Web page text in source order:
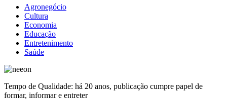
Agronegócio
Cultura
Economia
Educação
Entretenimento
Saúde
Tempo de Qualidade: há 20 anos, publicação cumpre papel de
formar, informar e entreter